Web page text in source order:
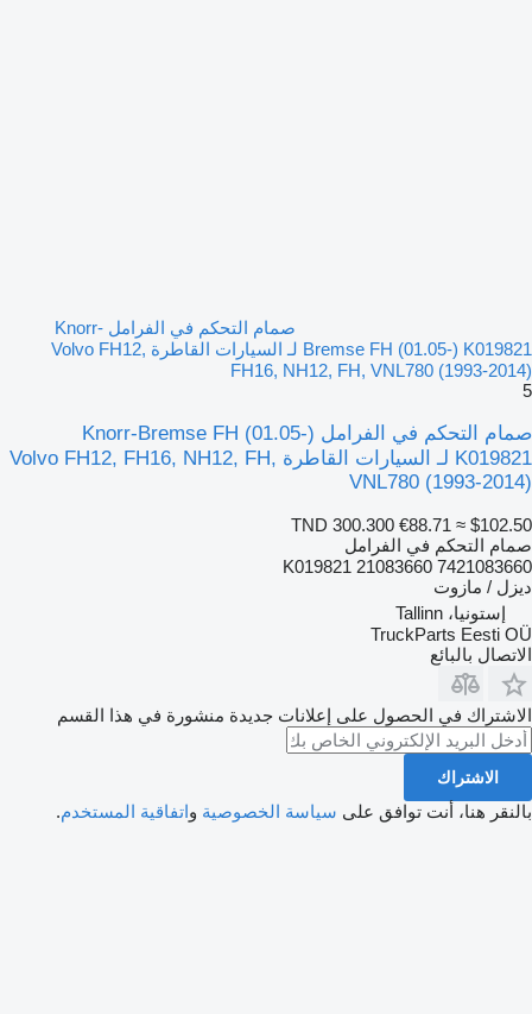
صمام التحكم في الفرامل Knorr-
Bremse FH (01.05-) K019821 لـ السيارات القاطرة Volvo FH12,
FH16, NH12, FH, VNL780 (1993-2014)
5
صمام التحكم في الفرامل Knorr-Bremse FH (01.05-)
K019821 لـ السيارات القاطرة Volvo FH12, FH16, NH12, FH,
VNL780 (1993-2014)
TND 300.300 €88.71 ≈ $102.50
صمام التحكم في الفرامل
K019821 21083660 7421083660
ديزل / مازوت
إستونيا، Tallinn
TruckParts Eesti OÜ
الاتصال بالبائع
الاشتراك في الحصول على إعلانات جديدة منشورة في هذا القسم
الاشتراك
بالنقر هنا، أنت توافق على سياسة الخصوصية واتفاقية المستخدم.